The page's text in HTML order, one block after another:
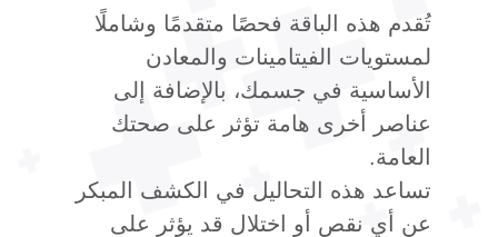
تُقدم هذه الباقة فحصًا متقدمًا وشاملًا
لمستويات الفيتامينات والمعادن
الأساسية في جسمك، بالإضافة إلى
عناصر أخرى هامة تؤثر على صحتك
العامة.
تساعد هذه التحاليل في الكشف المبكر
عن أي نقص أو اختلال قد يؤثر على